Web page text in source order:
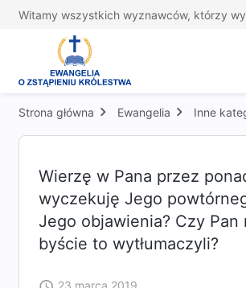
Witamy wszystkich wyznawców, którzy
Strona główna Ewangelia Inne
Wierzę w Pana przez
wyczekuję Jego
Jego objawienia? Czy
byście to wytłumaczyli?
23 marca 2019